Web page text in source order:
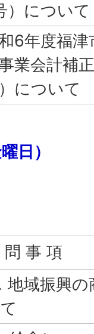
）について
6年度福津
業会計補
について
日）
問 事 項
地域振興